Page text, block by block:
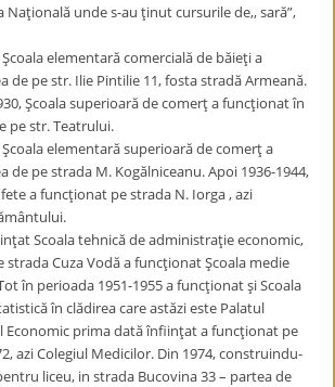
Naţională unde s-au ţinut cursurile de,, sară”,
elementară comercială de băieţi a
de pe str. Ilie Pintilie 11, fosta stradă Armeană.
Şcoala superioară de comerţ a funcţionat în
pe str. Teatrului.
elementară superioară de comerţ a
de pe strada M. Kogălniceanu. Apoi 1936-1944,
a funcţionat pe strada N. Iorga , azi
Scoala tehnică de administraţie economic,
strada Cuza Vodă a funcţionat Şcoala medie
în perioada 1951-1955 a funcţionat şi Scoala
în clădirea care astăzi este Palatul
Economic prima dată înfiinţat a funcţionat pe
azi Colegiul Medicilor. Din 1974, construindu-
liceu, in strada Bucovina 33 – partea de